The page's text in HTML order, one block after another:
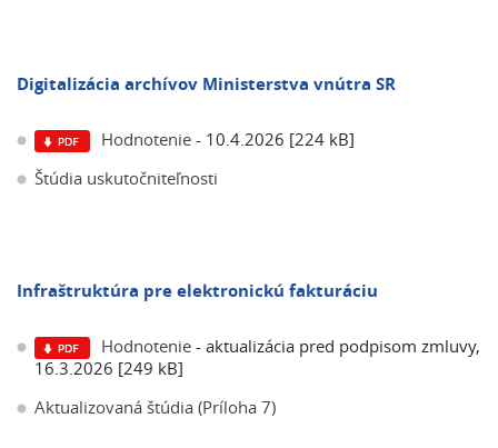
Digitalizácia archívov Ministerstva vnútra SR
Hodnotenie - 10.4.2026 [224 kB]
Štúdia uskutočniteľnosti
Infraštruktúra pre elektronickú fakturáciu
Hodnotenie - aktualizácia pred podpisom zmluvy,
16.3.2026 [249 kB]
Aktualizovaná štúdia (Príloha 7)